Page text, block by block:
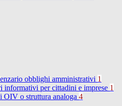
obblighi amministrativi 1
informativi per cittadini e imprese 1
OIV o struttura analoga 4